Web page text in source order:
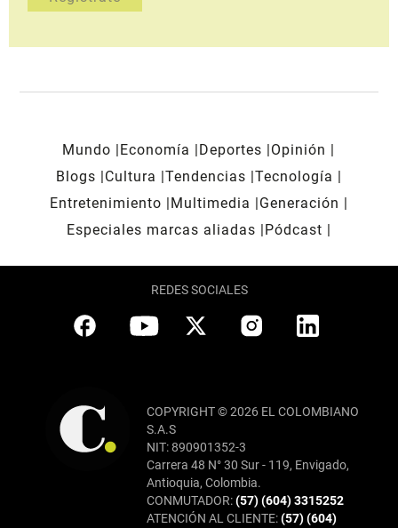
Mundo Economía Deportes
Opinión
Blogs
Cultura Tendencias Tecnología
Entretenimiento
Multimedia
Generación
Especiales marcas aliadas
Pódcast
REDES SOCIALES
COPYRIGHT © 2026 EL COLOMBIANO
S.A.S
NIT: 890901352-3
Carrera 48 N° 30 Sur - 119, Envigado,
Antioquia, Colombia.
CONMUTADOR:(57) (604) 3315252
ATENCIÓN AL CLIENTE:(57) (604)